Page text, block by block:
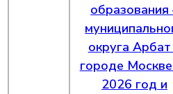
образования
округа Арбат
городе
2026 год и